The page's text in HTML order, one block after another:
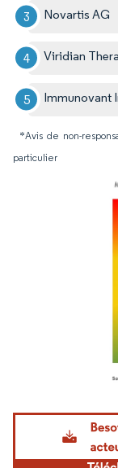
Novartis AG
Viridian
Immunovant
*Avis de non-
particulier
Image © Mordor